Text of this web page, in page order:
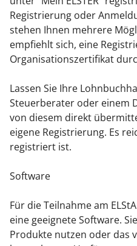
Registrierung oder
stehen Ihnen mehrere
empfiehlt sich, eine
Organisationszertifikat
Lassen Sie Ihre
Steuerberater oder einem
von diesem direkt
eigene Registrierung. Es
registriert ist.
Software
Für die Teilnahme am
eine geeignete Software.
Produkte nutzen oder das